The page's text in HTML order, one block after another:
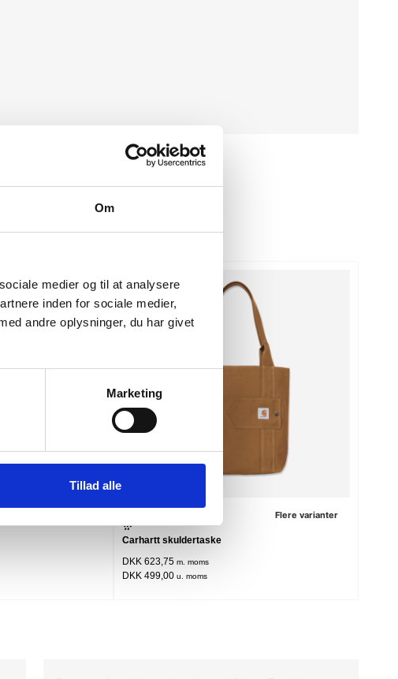
Om
medier og til at analysere
inden for sociale medier,
andre oplysninger, du har givet
Marketing
Tillad alle
Flere varianter
Carhartt skuldertaske
DKK 623,75 m. moms
DKK 499,00 u. moms